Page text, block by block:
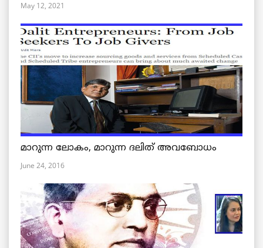
May 12, 2021
മാറുന്ന ലോകം, മാറുന്ന ദലിത് അവബോധം
June 24, 2016